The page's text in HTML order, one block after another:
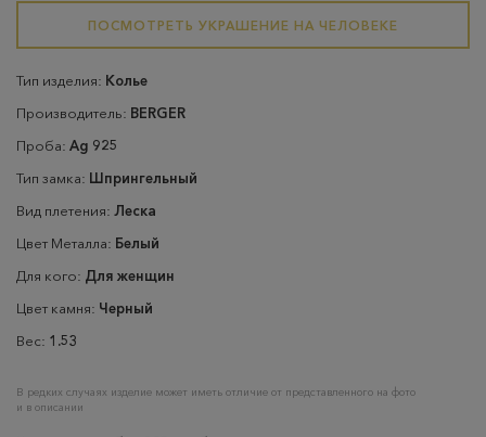
ПОСМОТРЕТЬ УКРАШЕНИЕ НА ЧЕЛОВЕКЕ
Тип изделия: Колье
Производитель: BERGER
Проба: Ag 925
Тип замка: Шпрингельный
Вид плетения: Леска
Цвет Металла: Белый
Для кого: Для женщин
Цвет камня: Черный
Вес: 1.53
В редких случаях изделие может иметь отличие от представленного на фото
и в описании